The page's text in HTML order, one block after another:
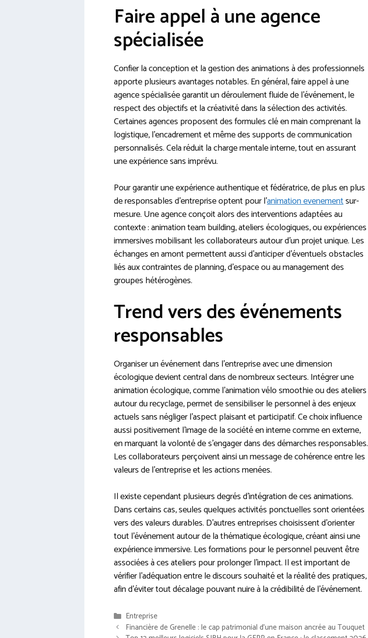
Faire appel à une agence
spécialisée
Confier la conception et la gestion des animations à des professionnels
apporte plusieurs avantages notables. En général, faire appel à une
agence spécialisée garantit un déroulement fluide de l’événement, le
respect des objectifs et la créativité dans la sélection des activités.
Certaines agences proposent des formules clé en main comprenant la
logistique, l’encadrement et même des supports de communication
personnalisés. Cela réduit la charge mentale interne, tout en assurant
une expérience sans imprévu.
Pour garantir une expérience authentique et fédératrice, de plus en plus
de responsables d’entreprise optent pour l’animation evenementsur-
mesure. Une agence conçoit alors des interventions adaptées au
contexte : animation team building, ateliers écologiques, ou expériences
immersives mobilisant les collaborateurs autour d’un projet unique. Les
échanges en amont permettent aussi d’anticiper d’éventuels obstacles
liés aux contraintes de planning, d’espace ou au management des
groupes hétérogènes.
Trend vers des événements
responsables
Organiser un événement dans l’entreprise avec une dimension
écologique devient central dans de nombreux secteurs. Intégrer une
animation écologique, comme l’animation vélo smoothie ou des ateliers
autour du recyclage, permet de sensibiliser le personnel à des enjeux
actuels sans négliger l’aspect plaisant et participatif. Ce choix influence
aussi positivement l’image de la société en interne comme en externe,
en marquant la volonté de s’engager dans des démarches responsables.
Les collaborateurs perçoivent ainsi un message de cohérence entre les
valeurs de l’entreprise et les actions menées.
Il existe cependant plusieurs degrés d’intégration de ces animations.
Dans certains cas, seules quelques activités ponctuelles sont orientées
vers des valeurs durables. D’autres entreprises choisissent d’orienter
tout l’événement autour de la thématique écologique, créant ainsi une
expérience immersive. Les formations pour le personnel peuvent être
associées à ces ateliers pour prolonger l’impact. Il est important de
vérifier l’adéquation entre le discours souhaité et la réalité des pratiques,
afin d’éviter tout décalage pouvant nuire à la crédibilité de l’événement.
Catégories
Entreprise
Financière de Grenelle : le cap patrimonial d’une maison ancrée au Touquet